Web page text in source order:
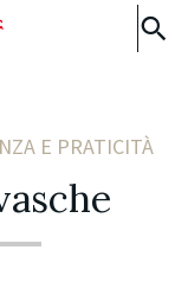
E PRATICITÀ